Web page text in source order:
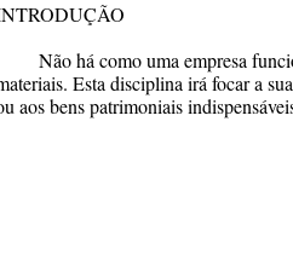
Não há como uma empresa
Esta disciplina irá focar a
aos bens patrimoniais